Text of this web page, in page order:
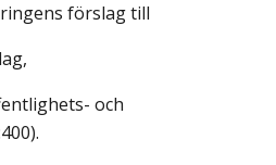
förslag till
och